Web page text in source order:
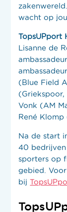
wacht op
TopsUPport
Lisanne de
(Blue Field
Vonk (AM
René Klomp
Na de start
40 bedrijven
sporters op
gebied.
bij